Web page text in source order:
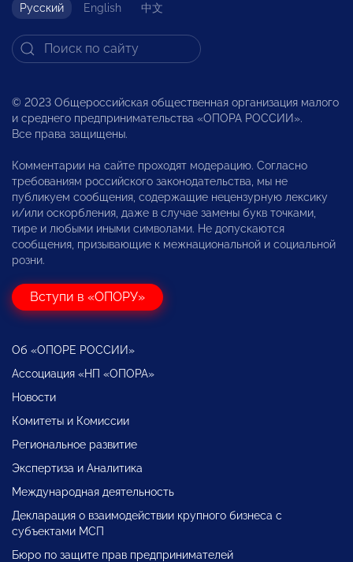
Русский English 中文
© 2023 Общероссийская общественная организация малого
и среднего предпринимательства «ОПОРА РОССИИ».
Все права защищены.
Комментарии на сайте проходят модерацию. Согласно
требованиям российского законодательства, мы не
публикуем сообщения, содержащие нецензурную лексику
и/или оскорбления, даже в случае замены букв точками,
тире и любыми иными символами. Не допускаются
сообщения, призывающие к межнациональной и социальной
розни.
Вступи в «ОПОРУ»
Об «ОПОРЕ РОССИИ»
Ассоциация «НП «ОПОРА»
Новости
Комитеты и Комиссии
Региональное развитие
Экспертиза и Аналитика
Международная деятельность
Декларация о взаимодействии крупного бизнеса с
субъектами МСП
Бюро по защите прав предпринимателей